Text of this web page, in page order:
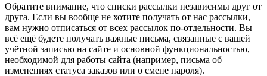
Обратите внимание, что списки рассылки независимы друг от
друга. Если вы вообще не хотите получать от нас рассылки,
вам нужно отписаться от всех рассылок по-отдельности. Вы
всё ещё будете получать важные письма, связанные с вашей
учётной записью на сайте и основной функциональностью,
необходимой для работы сайта (например, письма об
изменениях статуса заказов или о смене пароля).